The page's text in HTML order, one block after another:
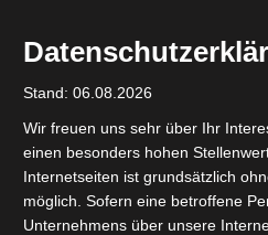
und
Nach der Bestellung
und kündigt sich 15
– ob Küche oder Keller –
entsorgt. Optional nimmt
Stand: 06.08.2026
Wir freuen uns sehr über Ihr
einen besonders hohen
Internetseiten ist grundsätzlich
möglich. Sofern eine betroffene
Unternehmens über unsere